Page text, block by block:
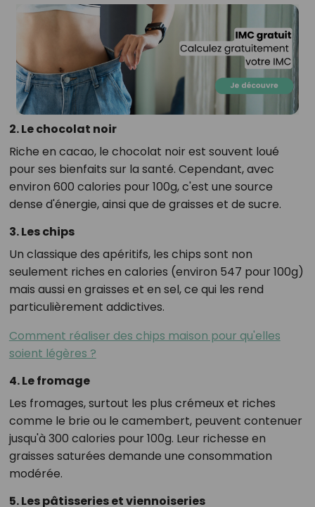
2. Le chocolat noir
Riche en cacao, le chocolat noir est souvent loué
pour ses bienfaits sur la santé. Cependant, avec
environ 600 calories pour 100g, c'est une source
dense d'énergie, ainsi que de graisses et de sucre.
3. Les chips
Un classique des apéritifs, les chips sont non
seulement riches en calories (environ 547 pour 100g)
mais aussi en graisses et en sel, ce qui les rend
particulièrement addictives.
Comment réaliser des chips maison pour qu'elles
soient légères ?
4. Le fromage
Les fromages, surtout les plus crémeux et riches
comme le brie ou le camembert, peuvent contenuer
jusqu'à 300 calories pour 100g. Leur richesse en
graisses saturées demande une consommation
modérée.
5. Les pâtisseries et viennoiseries